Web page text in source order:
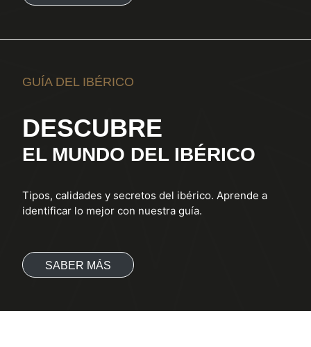
GUÍA DEL IBÉRICO
DESCUBRE
EL MUNDO DEL IBÉRICO
Tipos, calidades y secretos del ibérico. Aprende a
identificar lo mejor con nuestra guía.
SABER MÁS